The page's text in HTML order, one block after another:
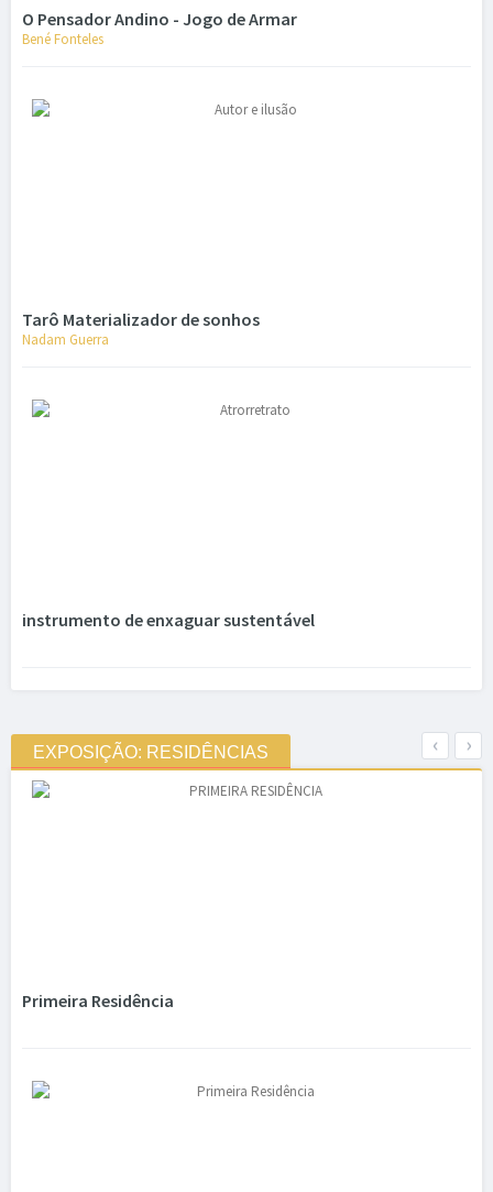
O Pensador Andino - Jogo de Armar
Bené Fonteles
Tarô Materializador de sonhos
Nadam Guerra
instrumento de enxaguar sustentável
EXPOSIÇÃO: RESIDÊNCIAS ‹ ›
Primeira Residência